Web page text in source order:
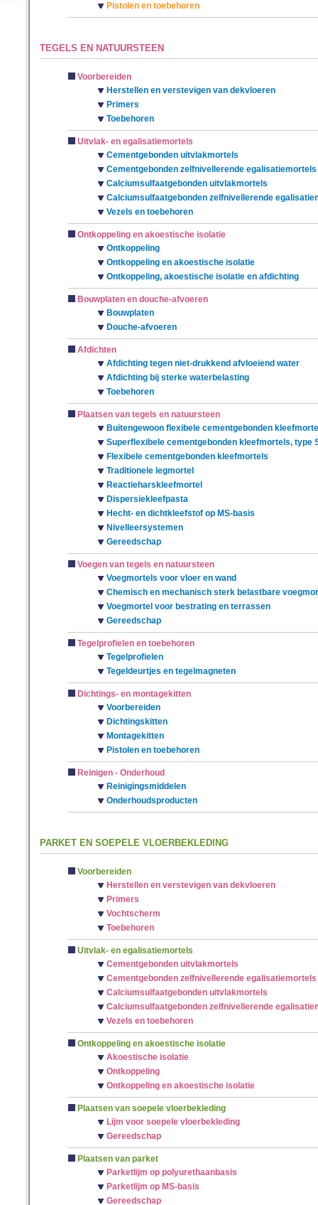
Pistolen en toebehoren
TEGELS EN NATUURSTEEN
Voorbereiden
Herstellen en verstevigen van dekvloeren
Primers
Toebehoren
Uitvlak- en egalisatiemortels
Cementgebonden uitvlakmortels
Cementgebonden zelfnivellerende egalisatiemortels
Calciumsulfaatgebonden uitvlakmortels
Calciumsulfaatgebonden zelfnivellerende
Vezels en toebehoren
Ontkoppeling en akoestische isolatie
Ontkoppeling
Ontkoppeling en akoestische isolatie
Ontkoppeling, akoestische isolatie en afdichting
Bouwplaten en douche-afvoeren
Bouwplaten
Douche-afvoeren
Afdichten
Afdichting tegen niet-drukkend afvloeiend water
Afdichting bij sterke waterbelasting
Toebehoren
Plaatsen van tegels en natuursteen
Buitengewoon flexibele cementgebonden
Superflexibele cementgebonden kleefmortels, type
Flexibele cementgebonden kleefmortels
Traditionele legmortel
Reactieharskleefmortel
Dispersiekleefpasta
Hecht- en dichtkleefstof op MS-basis
Nivelleersystemen
Gereedschap
Voegen van tegels en natuursteen
Voegmortels voor vloer en wand
Chemisch en mechanisch sterk belastbare
Voegmortel voor bestrating en terrassen
Gereedschap
Tegelprofielen en toebehoren
Tegelprofielen
Tegeldeurtjes en tegelmagneten
Dichtings- en montagekitten
Voorbereiden
Dichtingskitten
Montagekitten
Pistolen en toebehoren
Reinigen - Onderhoud
Reinigingsmiddelen
Onderhoudsproducten
PARKET EN SOEPELE VLOERBEKLEDING
Voorbereiden
Herstellen en verstevigen van dekvloeren
Primers
Vochtscherm
Toebehoren
Uitvlak- en egalisatiemortels
Cementgebonden uitvlakmortels
Cementgebonden zelfnivellerende egalisatiemortels
Calciumsulfaatgebonden uitvlakmortels
Calciumsulfaatgebonden zelfnivellerende
Vezels en toebehoren
Ontkoppeling en akoestische isolatie
Akoestische isolatie
Ontkoppeling
Ontkoppeling en akoestische isolatie
Plaatsen van soepele vloerbekleding
Lijm voor soepele vloerbekleding
Gereedschap
Plaatsen van parket
Parketlijm op polyurethaanbasis
Parketlijm op MS-basis
Gereedschap